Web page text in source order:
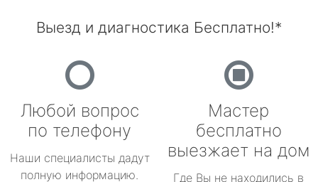
Выезд и диагностика Бесплатно!*
Любой вопрос
по телефону
Наши специалисты дадут
полную информацию.
Мастер
бесплатно
выезжает на дом
Где Вы не находились в